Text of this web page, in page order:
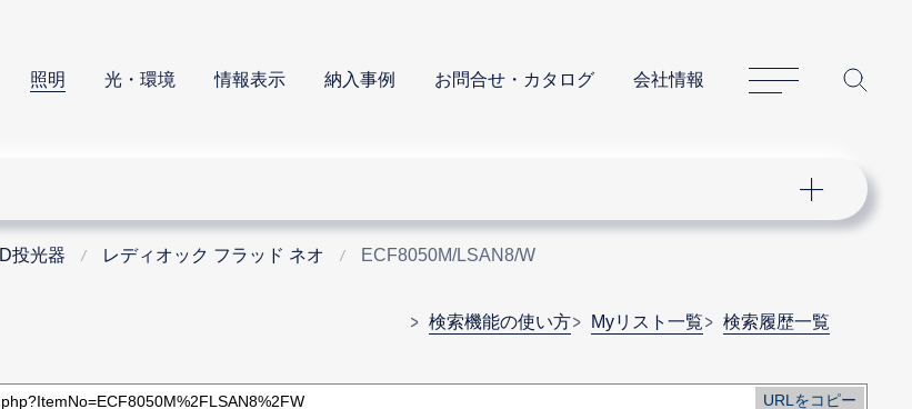
照明 光・環境 情報表示 納入事例 お問合せ・カタログ 会社情報
サイトマップ
投光器 レディオック フラッド ネオ ECF8050M/LSAN8/W
検索機能の使い方 Myリスト一覧 検索履歴一覧